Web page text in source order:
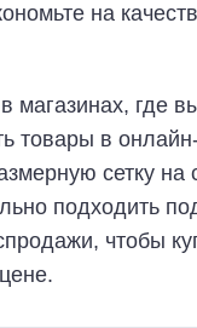
на
магазинах, где
товары в
сетку
подходить
чтобы